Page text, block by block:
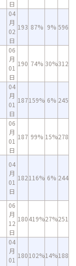
日
04
月
02
日
193 87% 9% 596
06
月
01
日
190 74% 30%312
04
月
01
日
187159% 6% 245
06
月
01
日
187 99% 15%278
04
月
01
日
182116% 6% 244
06
月
12
日
180419%27%251
04
月
01
180102%14%188